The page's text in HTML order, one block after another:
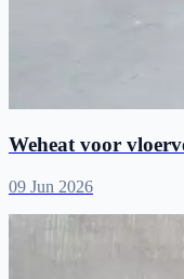
Weheat voor
09 Jun 2026